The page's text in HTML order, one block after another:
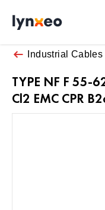
Industrial Cables
TYPE NF F 55-
Cl2 EMC CPR